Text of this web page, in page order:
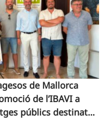
de Mallorca
de l’IBAVI a
públics destinats